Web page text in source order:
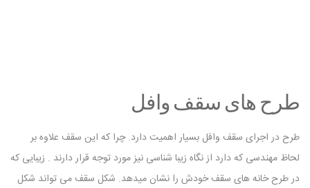
طرح های سقف وافل
طرح در اجرای سقف وافل بسیار اهمیت دارد. چرا که این سقف علاوه بر
لحاظ مهندسی که دارد از نگاه زیبا شناسی نیز مورد توجه قرار دارند . زیبایی که
در طرح خانه های سقف خودش را نشان میدهد. شکل سقف می تواند شکل